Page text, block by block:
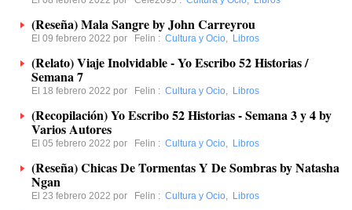
(Reseña) Mala Sangre by John Carreyrou
El 09 febrero 2022 por Felin : Cultura y Ocio, Libros
(Relato) Viaje Inolvidable - Yo Escribo 52 Historias /
Semana 7
El 18 febrero 2022 por Felin : Cultura y Ocio, Libros
(Recopilación) Yo Escribo 52 Historias - Semana 3 y 4 by
Varios Autores
El 05 febrero 2022 por Felin : Cultura y Ocio, Libros
(Reseña) Chicas De Tormentas Y De Sombras by Natasha
Ngan
El 23 febrero 2022 por Felin : Cultura y Ocio, Libros